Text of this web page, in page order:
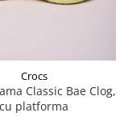
Crocs
Classic Bae Clog,
cu platforma